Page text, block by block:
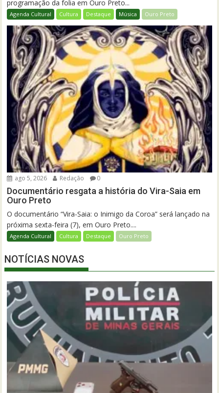
programação da folia em Ouro Preto...
Agenda Cultural Cultura Destaque Música Ouro Preto
ago 5, 2026 Redação 0
Documentário resgata a história do Vira-Saia em
Ouro Preto
O documentário “Vira-Saia: o Inimigo da Coroa” será lançado na
próxima sexta-feira (7), em Ouro Preto....
Agenda Cultural Cultura Destaque Ouro Preto
NOTÍCIAS NOVAS